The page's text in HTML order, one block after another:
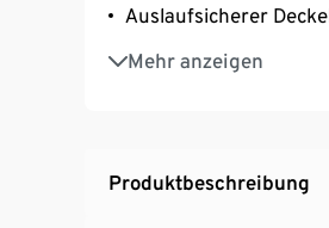
Auslaufsicherer
Mehr anzeigen
Füllmenge ca. 400 ml
Herausnehmbares,
Produktbeschreibung